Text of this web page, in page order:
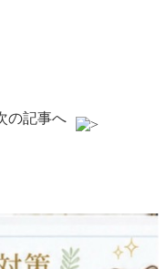
の記事へ